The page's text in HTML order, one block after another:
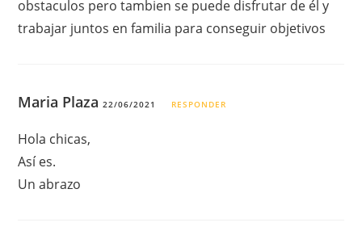
obstaculos pero tambien se puede disfrutar de él y
trabajar juntos en familia para conseguir objetivos
Maria Plaza22/06/2021 RESPONDER
Hola chicas,
Así es.
Un abrazo